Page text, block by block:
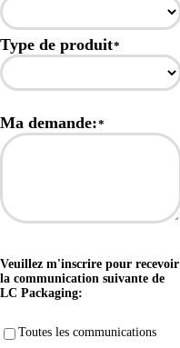
Type de produit*
Ma demande:*
Veuillez m'inscrire pour recevoir
la communication suivante de
LC Packaging:
Toutes les communications